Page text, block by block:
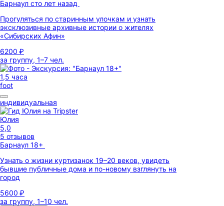
Барнаул сто лет назад
Прогуляться по старинным улочкам и узнать
эксклюзивные архивные истории о жителях
«Сибирских Афин»
6200 ₽
за группу, 1–7 чел.
1,5 часа
foot
индивидуальная
Юлия
5,0
5 отзывов
Барнаул 18+
Узнать о жизни куртизанок 19–20 веков, увидеть
бывшие публичные дома и по-новому взглянуть на
город
5600 ₽
за группу, 1–10 чел.